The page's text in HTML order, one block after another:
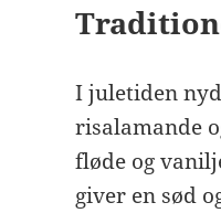
I juletiden
risalamande
fløde og
giver en sød